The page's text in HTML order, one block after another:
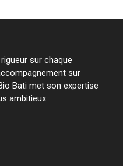
sur chaque
sur
Bati met son expertise
ambitieux.